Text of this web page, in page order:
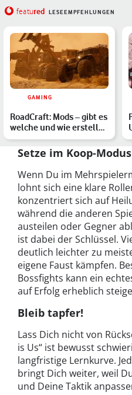
featured LESEEMPFEHLUNGEN
GAMING
RoadCraft: Mods – gibt es
welche und wie erstelle
ich eigene?
Setze im Koop-
Wenn Du im
lohnt sich eine klare
konzentriert sich auf
während die anderen
austeilen oder Gegner
ist dabei der Schlüssel.
deutlich leichter zu
eigene Faust kämpfen.
Bossfights kann ein
auf Erfolg erheblich
Bleib tapfer!
Lass Dich nicht von
is Us“ ist bewusst
langfristige Lernkurve.
bringt Dich weiter, weil
und Deine Taktik